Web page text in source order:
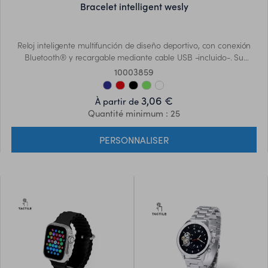
bracelet intelligent wesly
Reloj inteligente multifunción de diseño deportivo, con conexión
Bluetooth® y recargable mediante cable USB -incluido-. Su
cómoda correa ajustable de silicona y su pantalla LCD integrada
de 0,49 pulgadas lo convierten en el gadget perfecto para todo
tipo de actividades deportivas, de ocio y para el día a día. APP
disponible para iOS y Android. Presentado en atractiva caja de
diseño.
10003859
À partir de 3,06 €
Quantité minimum : 25
PERSONNALISER